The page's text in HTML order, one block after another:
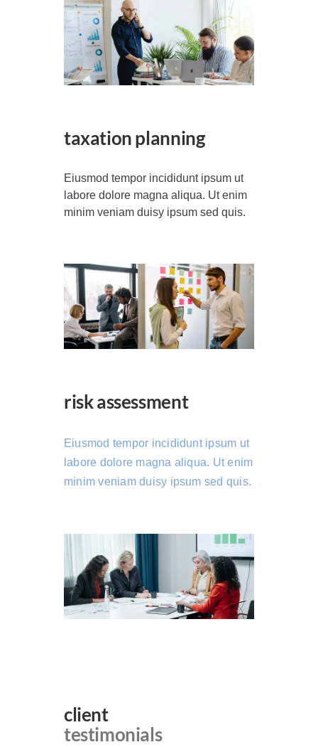
taxation planning
Eiusmod tempor incididunt ipsum ut
labore dolore magna aliqua. Ut enim
minim veniam duisy ipsum sed quis.
risk assessment
Eiusmod tempor incididunt ipsum ut
labore dolore magna aliqua. Ut enim
minim veniam duisy ipsum sed quis.
client
testimonials